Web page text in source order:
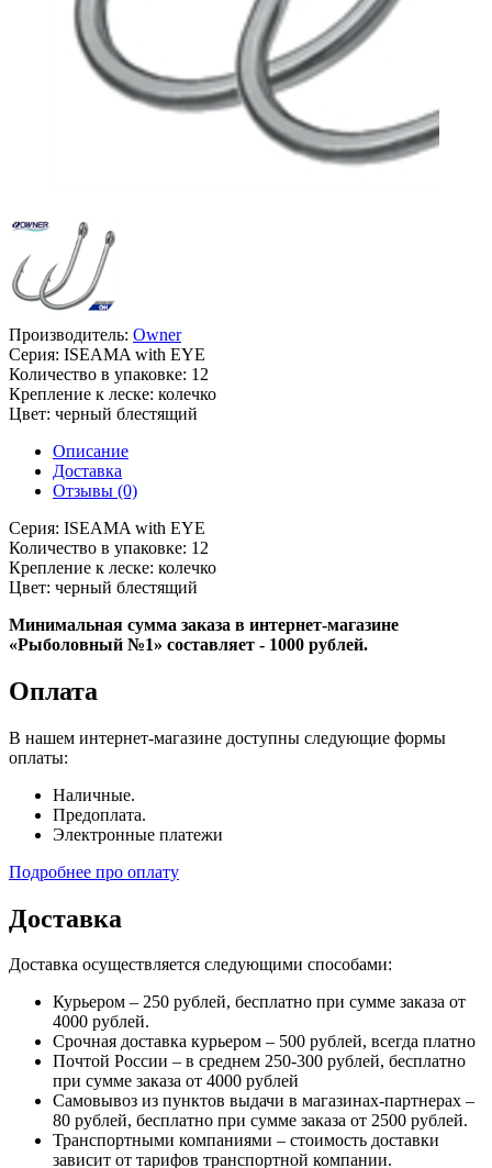
Производитель: Owner
Серия: ISEAMA with EYE
Количество в упаковке: 12
Крепление к леске: колечко
Цвет: черный блестящий
Описание
Доставка
Отзывы (0)
Серия: ISEAMA with EYE
Количество в упаковке: 12
Крепление к леске: колечко
Цвет: черный блестящий
Минимальная сумма заказа в интернет-магазине
«Рыболовный №1» составляет - 1000 рублей.
Оплата
В нашем интернет-магазине доступны следующие формы
оплаты:
Наличные.
Предоплата.
Электронные платежи
Подробнее про оплату
Доставка
Доставка осуществляется следующими способами:
Курьером – 250 рублей, бесплатно при сумме заказа от
4000 рублей.
Срочная доставка курьером – 500 рублей, всегда платно
Почтой России – в среднем 250-300 рублей, бесплатно
при сумме заказа от 4000 рублей
Самовывоз из пунктов выдачи в магазинах-партнерах –
80 рублей, бесплатно при сумме заказа от 2500 рублей.
Транспортными компаниями – стоимость доставки
зависит от тарифов транспортной компании.